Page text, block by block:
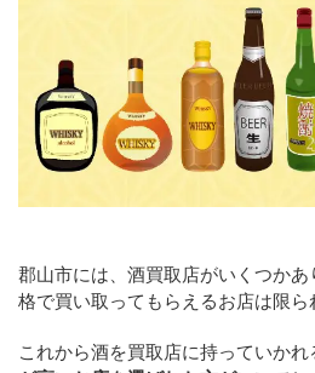
郡山市には、酒買取店がいくつか
格で買い取ってもらえるお店は限ら
これから酒を買取店に持っていかれ